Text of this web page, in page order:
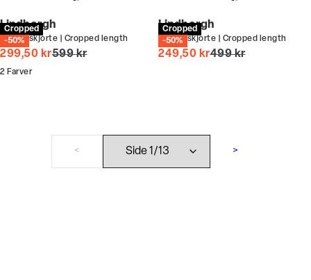
Cropped
-50%
Lindbergh
Casual skjorte | Cropped length
299,50 krI alt (uden rabat)
599 kr
2 Farver
Cropped
-50%
Lindbergh
Casual skjorte | Cropped length
249,50 krI alt (uden rabat)
499 kr